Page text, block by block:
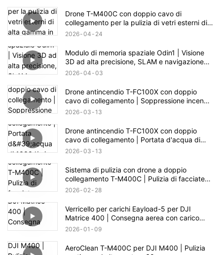
Drone T-M400C con doppio cavo di
collegamento per la pulizia di vetri esterni di
alta gamma in ambito residenziale | Portata di
2026 04 24
Modulo di memoria spaziale Odin1 | Visione
3D ad alta precisione, SLAM e navigazione
autonoma
2026 04 03
Drone antincendio T-FC100X con doppio
cavo di collegamento | Soppressione incendi
in edifici fino a 100 m
2026 03 13
Drone antincendio T-FC100X con doppio
cavo di collegamento | Portata d'acqua di
1000 l/min e capacità di soccorso in quota
2026 03 13
Sistema di pulizia con drone a doppio
collegamento T-M400C | Pulizia di facciate
continue in vetro di piazze commerciali
2026 02 28
Verricello per carichi Eayload-5 per DJI
Matrice 400 | Consegna aerea con carico
utile di 5 kg e controllo PSDK
2026 01 09
AeroClean T-M400C per DJI M400 | Pulizia